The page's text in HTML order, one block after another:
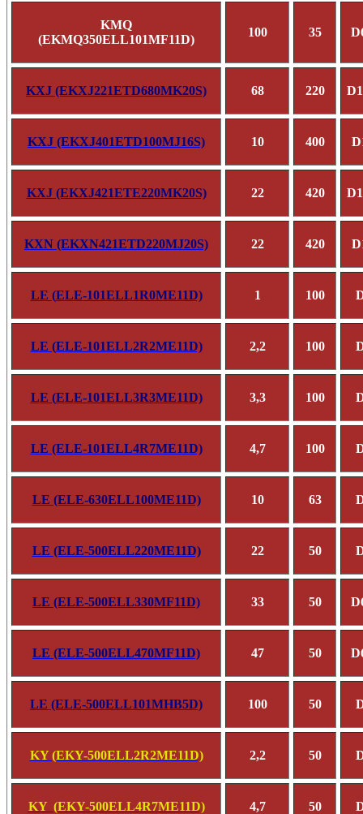
KMQ
(EKMQ350ELL101MF11D)
100 35
KXJ (EKXJ221ETD680MK20S) 68 220
KXJ (EKXJ401ETD100MJ16S) 10 400
KXJ (EKXJ421ETE220MK20S) 22 420
KXN (EKXN421ETD220MJ20S) 22 420
LE (ELE-101ELL1R0ME11D) 1 100
LE (ELE-101ELL2R2ME11D) 2,2 100
LE (ELE-101ELL3R3ME11D) 3,3 100
LE (ELE-101ELL4R7ME11D) 4,7 100
LE (ELE-630ELL100ME11D) 10 63
LE (ELE-500ELL220ME11D) 22 50
LE (ELE-500ELL330MF11D) 33 50
LE (ELE-500ELL470MF11D) 47 50
LE (ELE-500ELL101MHB5D) 100 50
KY (EKY-500ELL2R2ME11D) 2,2 50
KY (EKY-500ELL4R7ME11D) 4,7 50